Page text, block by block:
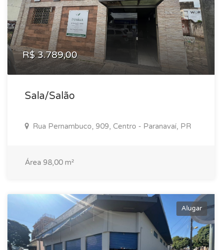
R$ 3.789,00
Sala/Salão
Rua Pernambuco, 909, Centro - Paranavaí, PR
Área 98,00 m²
Alugar